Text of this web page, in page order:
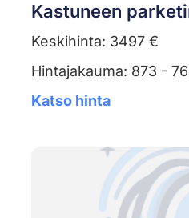
Kastuneen
Keskihinta: 3497 €
Hintajakauma: 873 -
Katso hinta